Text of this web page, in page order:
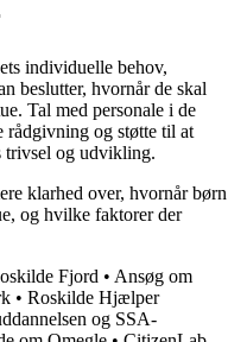
individuelle behov,
beslutter, hvornår de skal
Tal med personale i de
rådgivning og støtte til at
trivsel og udvikling.
klarhed over, hvornår børn
og hvilke faktorer der
Fjord • Ansøg om
• Roskilde Hjælper
og SSA-